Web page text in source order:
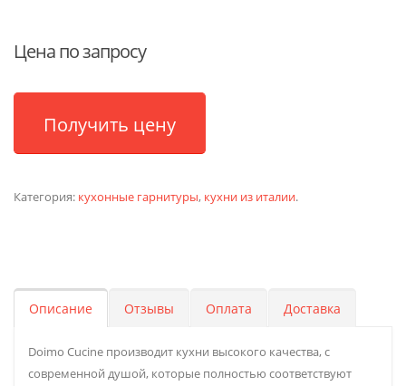
Цена по запросу
Получить цену
Категория: кухонные гарнитуры, кухни из италии.
Описание Отзывы Оплата Доставка
Doimo Cucine производит кухни высокого качества, с
современной душой, которые полностью соответствуют